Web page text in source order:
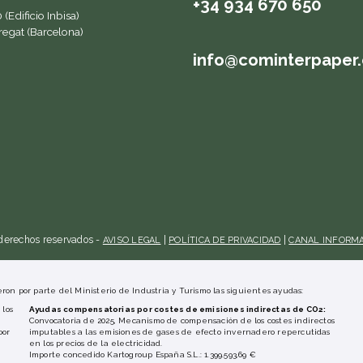
(Edificio Inbisa)
(Barcelona)
+34 934 670 650
reservados - AVISO LEGAL POLÍTICA DE PRIVACIDAD |CANAL
por parte del Ministerio de Industria y Turismo las siguientes ayudas:
los
Ayudas compensatorias por costes de emisiones indirectas de CO2:
Convocatoria de 2025, Mecanismo de compensación de los costes indirectos
imputables a las emisiones de gases de efecto invernadero repercutidas
en los precios de la electricidad.
Importe concedido Kartogroup España S.L.: 1.399.593,69 €